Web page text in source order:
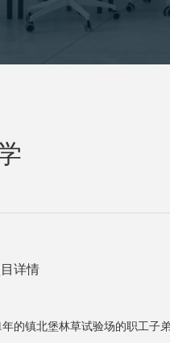
详情
的镇北堡林草试验场的职工子